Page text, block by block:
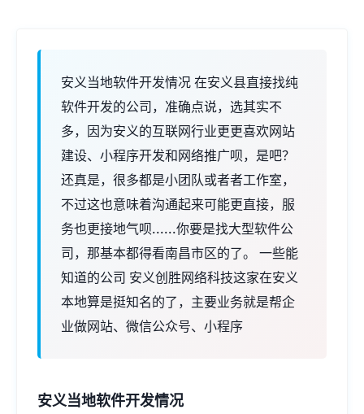
安义当地软件开发情况 在安义县直接找纯
软件开发的公司，准确点说，选其实不
多，因为安义的互联网行业更更喜欢网站
建设、小程序开发和网络推广呗，是吧？
还真是，很多都是小团队或者者工作室，
不过这也意味着沟通起来可能更直接，服
务也更接地气呗......你要是找大型软件公
司，那基本都得看南昌市区的了。 一些能
知道的公司 安义创胜网络科技这家在安义
本地算是挺知名的了，主要业务就是帮企
业做网站、微信公众号、小程序
安义当地软件开发情况